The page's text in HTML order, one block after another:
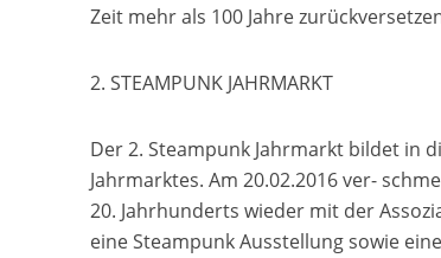
Zeit mehr als 100 Jahre
2. STEAMPUNK JAHRMARKT
Der 2. Steampunk Jahrmarkt bildet in
Jahrmarktes. Am 20.02.2016 ver-
20. Jahrhunderts wieder mit der
eine Steampunk Ausstellung sowie